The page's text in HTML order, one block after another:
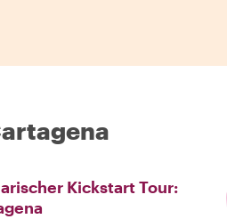
Kickstart Tour: